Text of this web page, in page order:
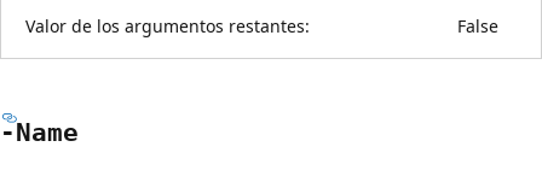
Valor de los argumentos restantes: False
-Name